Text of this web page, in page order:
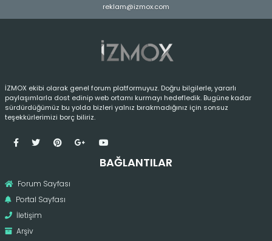
reklam@izmox.com
İZMOX ekibi olarak genel forum platformuyuz. Doğru bilgilerle, yararlı
paylaşımlarla dost edinip web ortamı kurmayı hedefledik. Bugüne kadar
sürdürdüğümüz bu yolda bizleri yalnız bırakmadığınız için sonsuz
teşekkürlerimizi borç biliriz.
BAĞLANTILAR
Forum Sayfası
Portal Sayfası
İletişim
Arşiv